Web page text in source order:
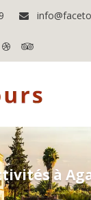
à